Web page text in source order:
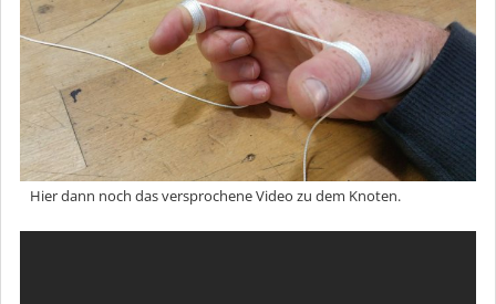
Hier dann noch das versprochene Video zu dem Knoten.